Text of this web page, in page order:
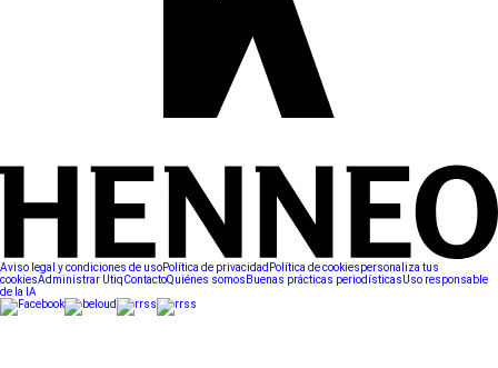
Aviso legal y condiciones de usoPolítica de privacidad Política de cookiespersonaliza tus
cookiesAdministrar UtiqContactoQuiénes somos Buenas prácticas periodísticasUso responsable
de la IA